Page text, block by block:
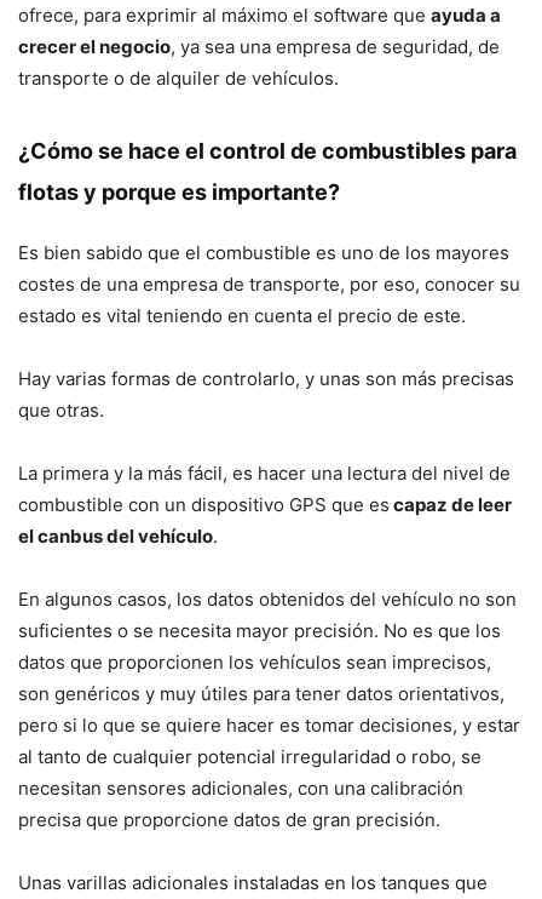
ofrece, para exprimir al máximo el software que ayuda a
crecer el negocio, ya sea una empresa de seguridad, de
transporte o de alquiler de vehículos.
¿Cómo se hace el control de combustibles para
flotas y porque es importante?
Es bien sabido que el combustible es uno de los mayores
costes de una empresa de transporte, por eso, conocer su
estado es vital teniendo en cuenta el precio de este.
Hay varias formas de controlarlo, y unas son más precisas
que otras.
La primera y la más fácil, es hacer una lectura del nivel de
combustible con un dispositivo GPS que es capaz de leer
el canbus del vehículo.
En algunos casos, los datos obtenidos del vehículo no son
suficientes o se necesita mayor precisión. No es que los
datos que proporcionen los vehículos sean imprecisos,
son genéricos y muy útiles para tener datos orientativos,
pero si lo que se quiere hacer es tomar decisiones, y estar
al tanto de cualquier potencial irregularidad o robo, se
necesitan sensores adicionales, con una calibración
precisa que proporcione datos de gran precisión.
Unas varillas adicionales instaladas en los tanques que